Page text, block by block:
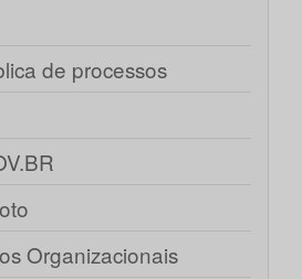
de processos
Organizacionais